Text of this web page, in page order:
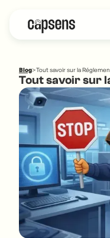
Blog>Tout savoir sur la
Tout savoir sur